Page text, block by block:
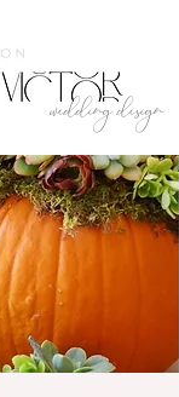
wedding design